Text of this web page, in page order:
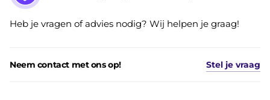
Heb je vragen of advies nodig? Wij helpen je graag!
Neem contact met ons op! Stel je vraag